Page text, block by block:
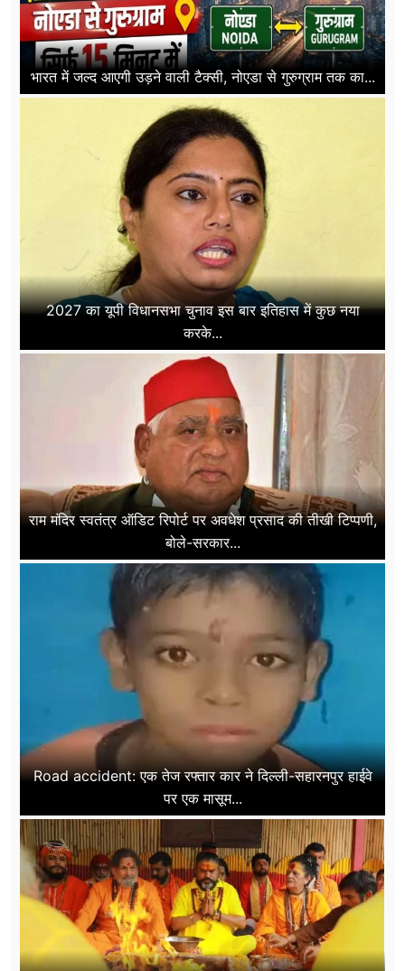
भारत में जल्द आएगी उड़ने वाली टैक्सी, नोएडा से गुरुग्राम तक का...
2027 का यूपी विधानसभा चुनाव इस बार इतिहास में कुछ नया
करके...
राम मंदिर स्वतंत्र ऑडिट रिपोर्ट पर अवधेश प्रसाद की तीखी टिप्पणी,
बोले-सरकार...
Road accident: एक तेज रफ्तार कार ने दिल्ली-सहारनपुर हाईवे
पर एक मासूम...